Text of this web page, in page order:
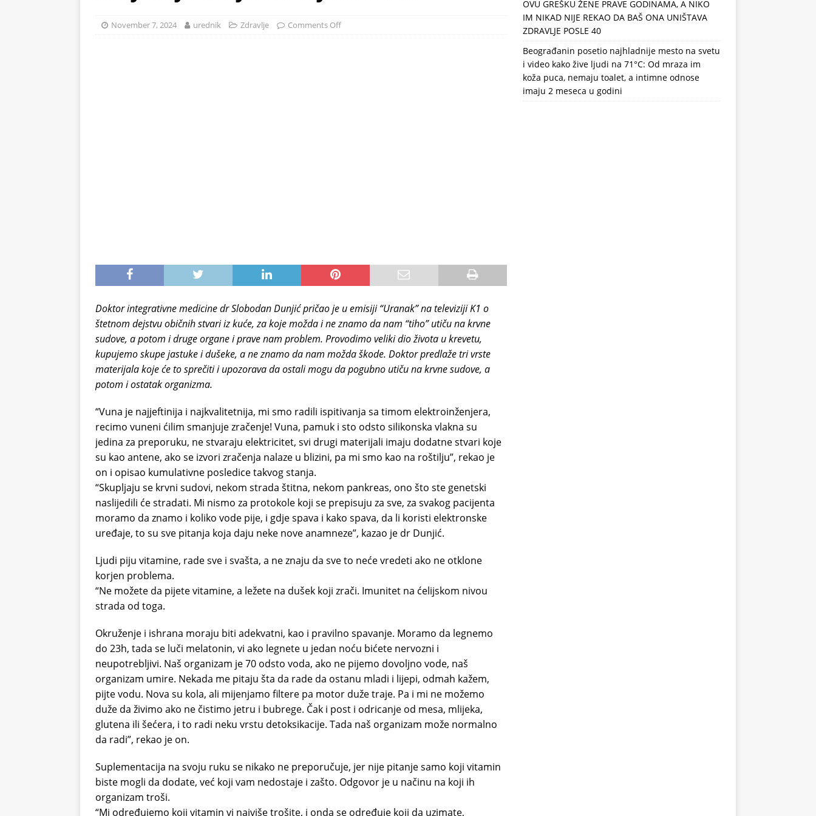
November 7, 2024 urednik Zdravlje Comments Off
Doktor integrativne medicine dr Slobodan Dunjić pričao je u emisiji “Uranak” na televiziji K1 o
štetnom dejstvu običnih stvari iz kuće, za koje možda i ne znamo da nam “tiho” utiču na krvne
sudove, a potom i druge organe i prave nam problem. Provodimo veliki dio života u krevetu,
kupujemo skupe jastuke i dušeke, a ne znamo da nam možda škode. Doktor predlaže tri vrste
materijala koje će to sprečiti i upozorava da ostali mogu da pogubno utiču na krvne sudove, a
potom i ostatak organizma.
“Vuna je najjeftinija i najkvalitetnija, mi smo radili ispitivanja sa timom elektroinženjera,
recimo vuneni ćilim smanjuje zračenje! Vuna, pamuk i sto odsto silikonska vlakna su
jedina za preporuku, ne stvaraju elektricitet, svi drugi materijali imaju dodatne stvari koje
su kao antene, ako se izvori zračenja nalaze u blizini, pa mi smo kao na roštilju”, rekao je
on i opisao kumulativne posledice takvog stanja.
“Skupljaju se krvni sudovi, nekom strada štitna, nekom pankreas, ono što ste genetski
naslijedili će stradati. Mi nismo za protokole koji se prepisuju za sve, za svakog pacijenta
moramo da znamo i koliko vode pije, i gdje spava i kako spava, da li koristi elektronske
uređaje, to su sve pitanja koja daju neke nove anamneze”, kazao je dr Dunjić.
Ljudi piju vitamine, rade sve i svašta, a ne znaju da sve to neće vredeti ako ne otklone
korjen problema.
“Ne možete da pijete vitamine, a ležete na dušek koji zrači. Imunitet na ćelijskom nivou
strada od toga.
Okruženje i ishrana moraju biti adekvatni, kao i pravilno spavanje. Moramo da legnemo
do 23h, tada se luči melatonin, vi ako legnete u jedan noću bićete nervozni i
neupotrebljivi. Naš organizam je 70 odsto voda, ako ne pijemo dovoljno vode, naš
organizam umire. Nekada me pitaju šta da rade da ostanu mladi i lijepi, odmah kažem,
pijte vodu. Nova su kola, ali mijenjamo filtere pa motor duže traje. Pa i mi ne možemo
duže da živimo ako ne čistimo jetru i bubrege. Čak i post i odricanje od mesa, mlijeka,
glutena ili šećera, i to radi neku vrstu detoksikacije. Tada naš organizam može normalno
da radi”, rekao je on.
Suplementacija na svoju ruku se nikako ne preporučuje, jer nije pitanje samo koji vitamin
biste mogli da dodate, već koji vam nedostaje i zašto. Odgovor je u načinu na koji ih
organizam troši.
“Mi određujemo koji vitamin vi najviše trošite, i onda se određuje koji da uzimate,
OVU GREŠKU ŽENE PRAVE GODINAMA, A NIKO
IM NIKAD NIJE REKAO DA BAŠ ONA UNIŠTAVA
ZDRAVLJE POSLE 40
Beograđanin posetio najhladnije mesto na svetu
i video kako žive ljudi na 71°C: Od mraza im
koža puca, nemaju toalet, a intimne odnose
imaju 2 meseca u godini